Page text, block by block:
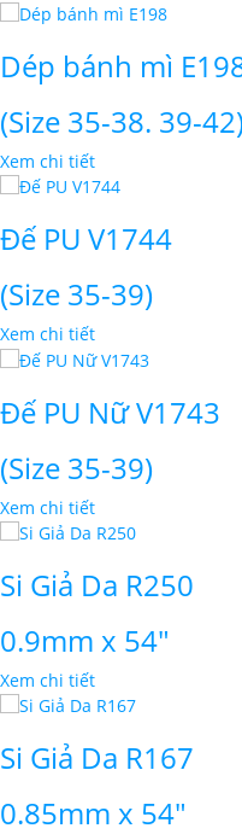
Dép bánh mì
(Size 35-38. 39-
Xem chi tiết
Đế PU V1744
(Size 35-39)
Xem chi tiết
Đế PU Nữ V1743
(Size 35-39)
Xem chi tiết
Si Giả Da R250
0.9mm x 54"
Xem chi tiết
Si Giả Da R167
0.85mm x 54"